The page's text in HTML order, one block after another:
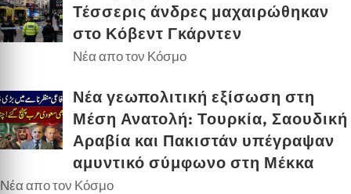
Τέσσερις άνδρες μαχαιρώθηκαν
στο Κόβεντ Γκάρντεν
Νέα απο τον Κόσμο
Νέα γεωπολιτική εξίσωση στη
Μέση Ανατολή: Τουρκία, Σαουδική
Αραβία και Πακιστάν υπέγραψαν
αμυντικό σύμφωνο στη Μέκκα
Νέα απο τον Κόσμο